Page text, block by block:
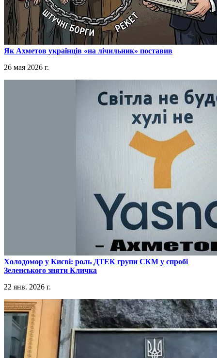
​Як Ахметов українців «на лічильник» поставив
26 мая 2026 г.
​Холодомор у Києві: роль ДТЕК групи СКМ у спробі
Зеленського зняти Кличка
22 янв. 2026 г.